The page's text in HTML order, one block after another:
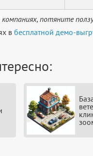
потяните
в бесплатной демо-